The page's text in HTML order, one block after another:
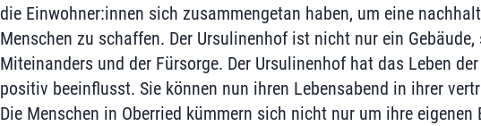
die Einwohner:innen sich zusammengetan haben, um eine
Menschen zu schaffen. Der Ursulinenhof ist nicht nur ein Gebäude,
Miteinanders und der Fürsorge. Der Ursulinenhof hat das Leben
positiv beeinflusst. Sie können nun ihren Lebensabend in ihrer
Die Menschen in Oberried kümmern sich nicht nur um ihre